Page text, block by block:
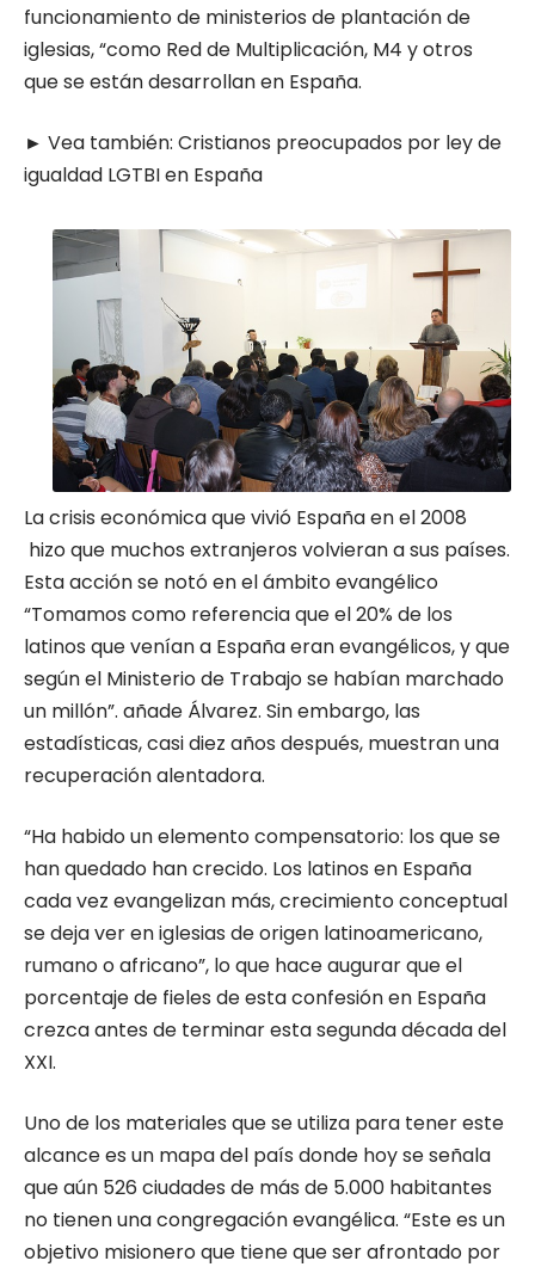
funcionamiento de ministerios de plantación de
iglesias, “como Red de Multiplicación, M4 y otros
que se están desarrollan en España.
► Vea también: Cristianos preocupados por ley de
igualdad LGTBI en España
La crisis económica que vivió España en el 2008
hizo que muchos extranjeros volvieran a sus países.
Esta acción se notó en el ámbito evangélico
“Tomamos como referencia que el 20% de los
latinos que venían a España eran evangélicos, y que
según el Ministerio de Trabajo se habían marchado
un millón”. añade Álvarez. Sin embargo, las
estadísticas, casi diez años después, muestran una
recuperación alentadora.
“Ha habido un elemento compensatorio: los que se
han quedado han crecido. Los latinos en España
cada vez evangelizan más, crecimiento conceptual
se deja ver en iglesias de origen latinoamericano,
rumano o africano”, lo que hace augurar que el
porcentaje de fieles de esta confesión en España
crezca antes de terminar esta segunda década del
XXI.
Uno de los materiales que se utiliza para tener este
alcance es un mapa del país donde hoy se señala
que aún 526 ciudades de más de 5.000 habitantes
no tienen una congregación evangélica. “Este es un
objetivo misionero que tiene que ser afrontado por